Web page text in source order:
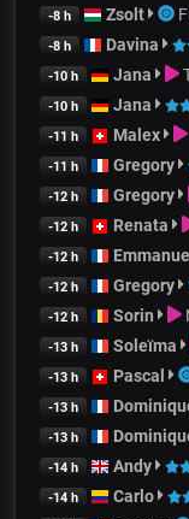
-8 h Zsolt
-8 h Davina
-10 h Jana
-10 h Jana
-11 h Malex
-11 h Gregory
-12 h Gregory
-12 h Renata
-12 h
-12 h Gregory
-12 h Sorin
-13 h Soleïma
-13 h Pascal
-13 h
-13 h
-14 h Andy
-14 h Carlo